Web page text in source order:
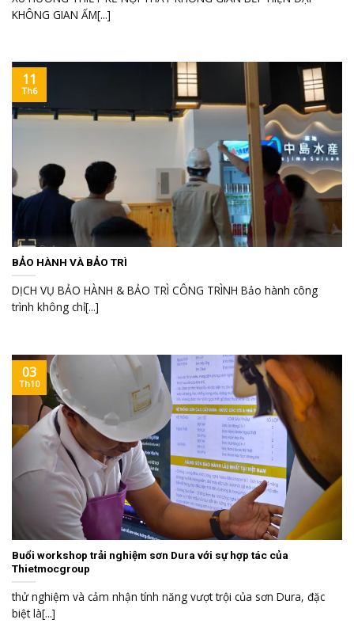
KHÔNG GIAN ẤM[...]
BẢO HÀNH VÀ BẢO TRÌ
DỊCH VỤ BẢO HÀNH & BẢO TRÌ CÔNG TRÌNH Bảo hành công
trình không chỉ[...]
11
Th6
Buổi workshop trải nghiệm sơn Dura với sự hợp tác của
Thietmocgroup
thử nghiệm và cảm nhận tính năng vượt trội của sơn Dura, đặc
biệt là[...]
03
Th10